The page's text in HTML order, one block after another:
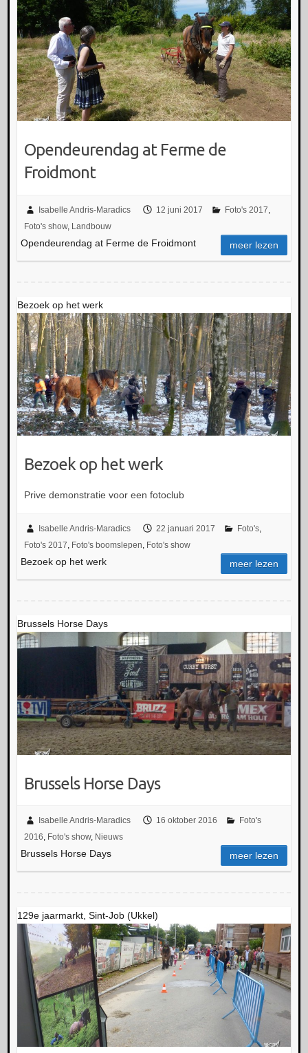
Opendeurendag at Ferme de
Froidmont
Isabelle Andris-Maradics 12 juni 2017 Foto's 2017,
Foto's show, Landbouw
Opendeurendag at Ferme de Froidmont meer lezen
Bezoek op het werk
Bezoek op het werk
Prive demonstratie voor een fotoclub
Isabelle Andris-Maradics 22 januari 2017 Foto's,
Foto's 2017, Foto's boomslepen, Foto's show
Bezoek op het werk meer lezen
Brussels Horse Days
Brussels Horse Days
Isabelle Andris-Maradics 16 oktober 2016
Foto's
2016, Foto's show, Nieuws
Brussels Horse Days meer lezen
129e jaarmarkt, Sint-Job (Ukkel)